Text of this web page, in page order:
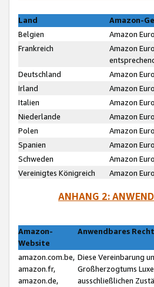
Land
Amazon-
Belgien
Amazon
Frankreich
Amazon
Deutschland
Amazon
Irland
Amazon
Italien
Amazon
Niederlande
Amazon
Polen
Amazon
Spanien
Amazon
Schweden
Amazon
Vereinigtes Königreich
Amazon
ANHANG 2:
Amazon-
Website
Anwendbares
amazon.com.be,
amazon.fr,
amazon.de,
Diese Vereinbarung
Großherzogtums
ausschließlichen